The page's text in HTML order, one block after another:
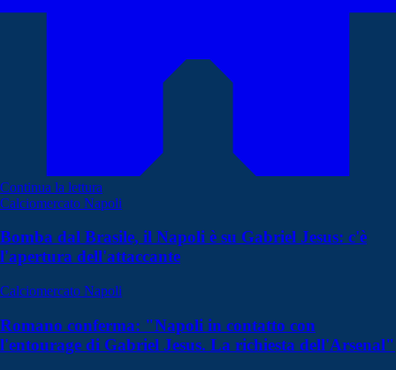
Continua la lettura
Calciomercato Napoli
Bomba dal Brasile, il Napoli è su Gabriel Jesus: c'è
l'apertura dell'attaccante
Calciomercato Napoli
Romano conferma: "Napoli in contatto con
l'entourage di Gabriel Jesus. La richiesta dell'Arsenal"